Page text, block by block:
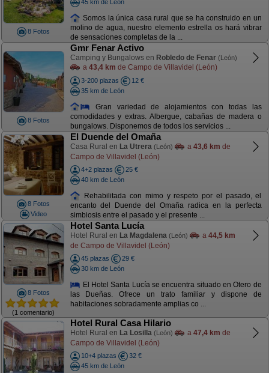
8 Fotos
45 km de León
Somos la única casa rural que se ha construido en un
molino de agua, nuestro elemento estrella os hará vibrar
de sensaciones completas de la ...
8 Fotos
Gmr Fenar Activo
Camping y Bungalows en Robledo de Fenar (León)
a 43,4 km de Campo de Villavidel (León)
3-200 plazas
12 €
35 km de León
Gran variedad de alojamientos con todas las
comodidades y extras. Albergue, cabañas de madera o
bungalows. Disponemos de todos los servicios ...
8 Fotos
Video
El Duende del Omaña
Casa Rural en La Utrera (León) a 43,6 km de
Campo de Villavidel (León)
4+2 plazas
25 €
40 km de León
Rehabilitada con mimo y respeto por el pasado, el
encanto del Duende del Omaña radica en la perfecta
simbiosis entre el pasado y el presente ...
8 Fotos
(1 comentario)
Hotel Santa Lucía
Hotel Rural en La Magdalena (León) a 44,5 km
de Campo de Villavidel (León)
45 plazas
29 €
30 km de León
El Hotel Santa Lucía se encuentra situado en Otero de
las Dueñas. Ofrece un trato familiar y dispone de
habitaciones sobradamente amplias co ...
Hotel Rural Casa Hilario
Hotel Rural en La Losilla (León) a 47,4 km de
Campo de Villavidel (León)
10+4 plazas
32 €
45 km de León